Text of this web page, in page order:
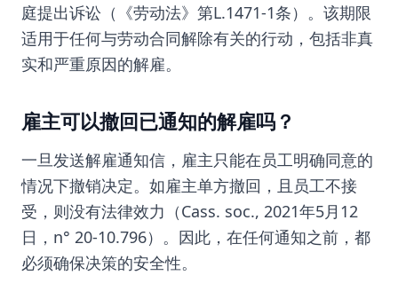
庭提出诉讼（《劳动法》第L.1471-1条）。该期限
适用于任何与劳动合同解除有关的行动，包括非真
实和严重原因的解雇。
雇主可以撤回已通知的解雇吗？
一旦发送解雇通知信，雇主只能在员工明确同意的
情况下撤销决定。如雇主单方撤回，且员工不接
受，则没有法律效力（Cass. soc., 2021年5月12
日，n° 20-10.796）。因此，在任何通知之前，都
必须确保决策的安全性。